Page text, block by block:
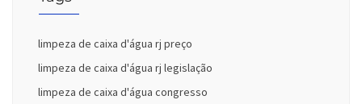
limpeza de caixa d'água rj preço
limpeza de caixa d'água rj legislação
limpeza de caixa d'água congresso